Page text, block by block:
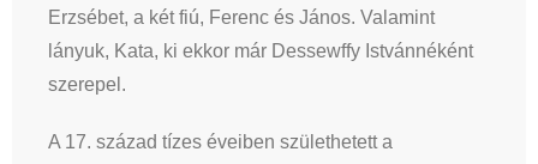
Erzsébet, a két fiú, Ferenc és János. Valamint
lányuk, Kata, ki ekkor már Dessewffy Istvánnéként
szerepel.
A 17. század tízes éveiben születhetett a